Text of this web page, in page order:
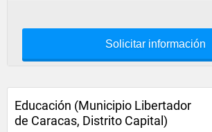
Solicitar información
Educación (Municipio Libertador
de Caracas, Distrito Capital)